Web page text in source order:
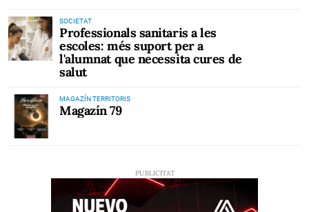
SOCIETAT
Professionals sanitaris a les
escoles: més suport per a
l'alumnat que necessita cures de
salut
MAGAZÍN TERRITORIS
Magazín 79